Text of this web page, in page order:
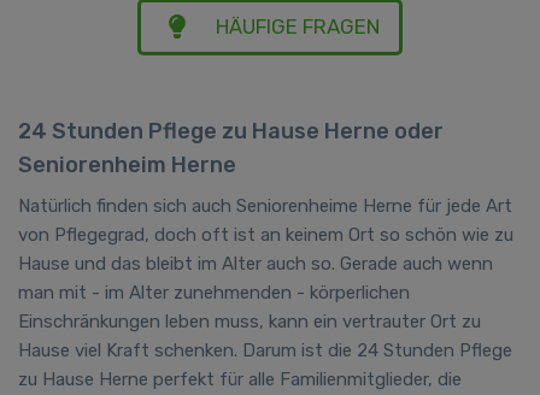
HÄUFIGE FRAGEN
24 Stunden Pflege zu Hause Herne oder
Seniorenheim Herne
Natürlich finden sich auch Seniorenheime Herne für jede Art
von Pflegegrad, doch oft ist an keinem Ort so schön wie zu
Hause und das bleibt im Alter auch so. Gerade auch wenn
man mit - im Alter zunehmenden - körperlichen
Einschränkungen leben muss, kann ein vertrauter Ort zu
Hause viel Kraft schenken. Darum ist die 24 Stunden Pflege
zu Hause Herne perfekt für alle Familienmitglieder, die